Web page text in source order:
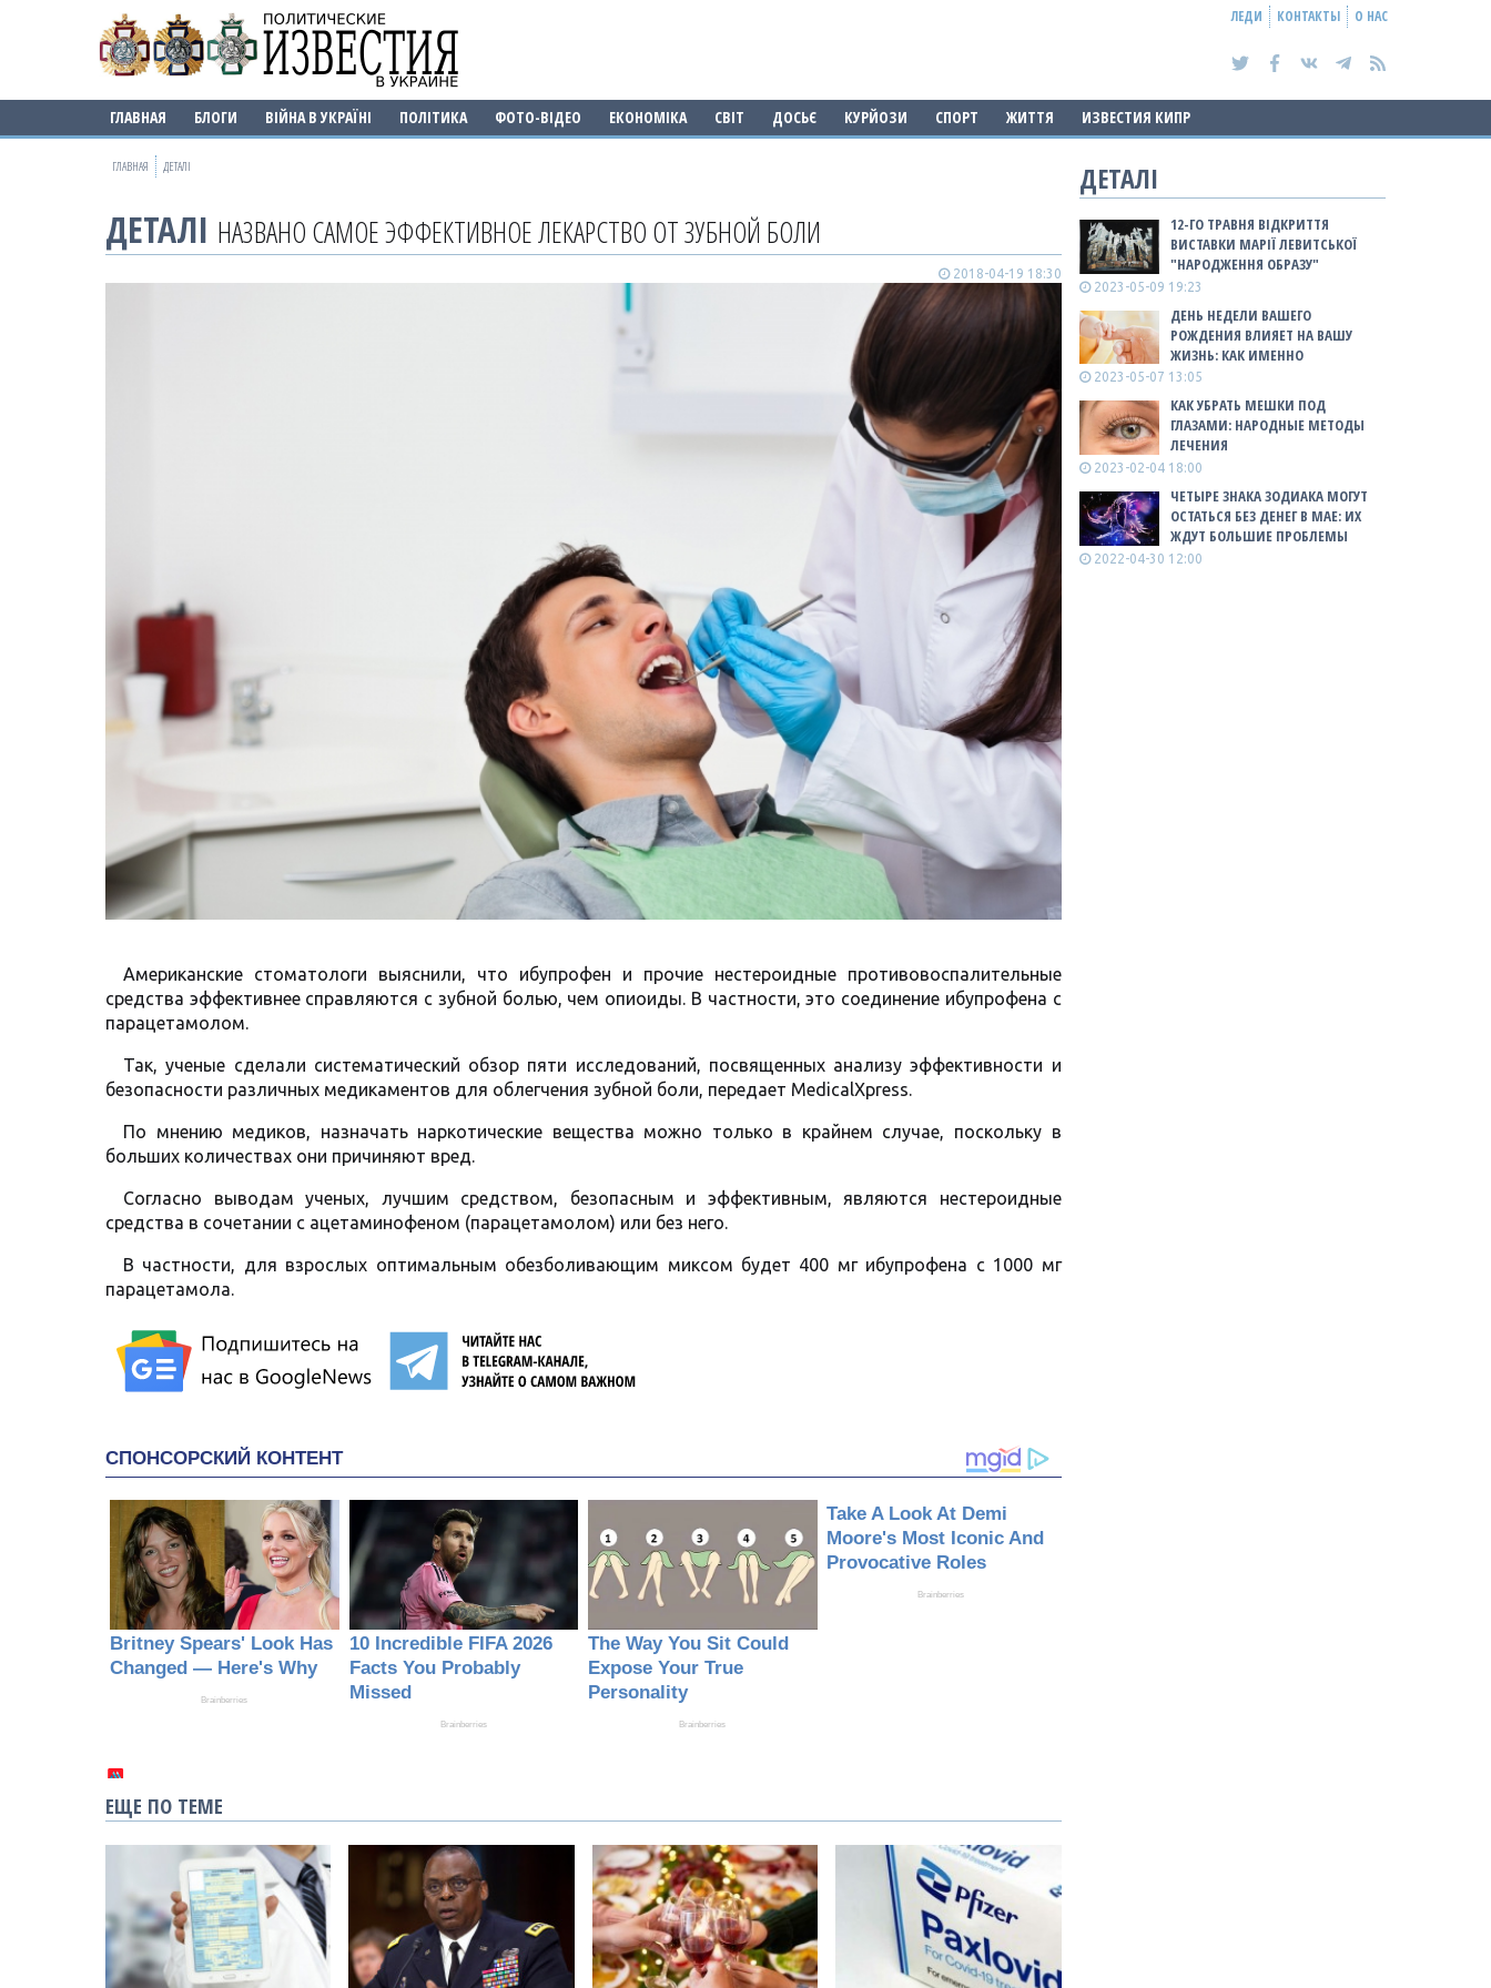
ЛЕДИ КОНТАКТЫ О НАС
ГЛАВНАЯ БЛОГИ ВІЙНА В УКРАЇНІ ПОЛІТИКА ФОТО-ВІДЕО ЕКОНОМІКА СВІТ ДОСЬЄ КУРЙОЗИ СПОРТ ЖИТТЯ ИЗВЕСТИЯ КИПР
ГЛАВНАЯ ДЕТАЛІ
ДЕТАЛІ НАЗВАНО САМОЕ ЭФФЕКТИВНОЕ ЛЕКАРСТВО ОТ ЗУБНОЙ БОЛИ
2018-04-19 18:30
Американские стоматологи выяснили, что ибупрофен и прочие нестероидные противовоспалительные
средства эффективнее справляются с зубной болью, чем опиоиды. В частности, это соединение ибупрофена с
парацетамолом.
Так, ученые сделали систематический обзор пяти исследований, посвященных анализу эффективности и
безопасности различных медикаментов для облегчения зубной боли, передает MedicalXpress.
По мнению медиков, назначать наркотические вещества можно только в крайнем случае, поскольку в
больших количествах они причиняют вред.
Согласно выводам ученых, лучшим средством, безопасным и эффективным, являются нестероидные
средства в сочетании с ацетаминофеном (парацетамолом) или без него.
В частности, для взрослых оптимальным обезболивающим миксом будет 400 мг ибупрофена с 1000 мг
парацетамола.
ЕЩЕ ПО ТЕМЕ
ДЕТАЛІ
12-ГО ТРАВНЯ ВІДКРИТТЯ
ВИСТАВКИ МАРІЇ ЛЕВИТСЬКОЇ
"НАРОДЖЕННЯ ОБРАЗУ"
2023-05-09 19:23
ДЕНЬ НЕДЕЛИ ВАШЕГО
РОЖДЕНИЯ ВЛИЯЕТ НА ВАШУ
ЖИЗНЬ: КАК ИМЕННО
2023-05-07 13:05
КАК УБРАТЬ МЕШКИ ПОД
ГЛАЗАМИ: НАРОДНЫЕ МЕТОДЫ
ЛЕЧЕНИЯ
2023-02-04 18:00
ЧЕТЫРЕ ЗНАКА ЗОДИАКА МОГУТ
ОСТАТЬСЯ БЕЗ ДЕНЕГ В МАЕ: ИХ
ЖДУТ БОЛЬШИЕ ПРОБЛЕМЫ
2022-04-30 12:00